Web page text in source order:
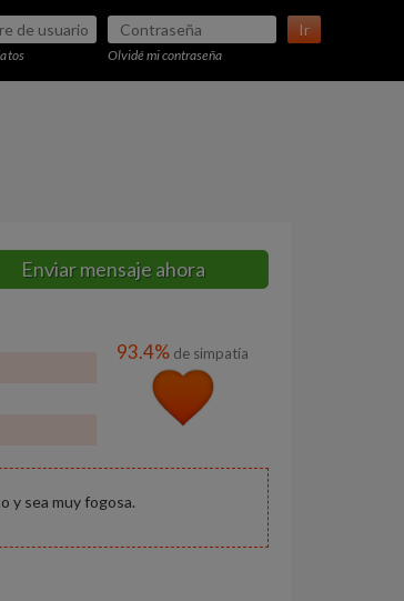
Ir
Olvidé mi contraseña
Enviar mensaje ahora
93.4% de simpatía
y sea muy fogosa.